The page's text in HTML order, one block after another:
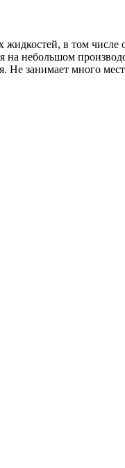
в том числе
на небольшом
Не занимает много